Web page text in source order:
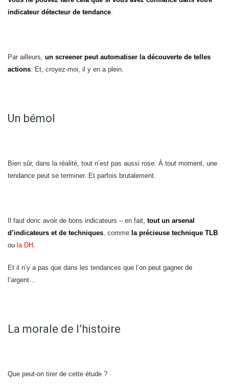
indicateur détecteur de tendance.
Par ailleurs, un screener peut automatiser la découverte de telles
actions. Et, croyez-moi, il y en a plein.
Un bémol
Bien sûr, dans la réalité, tout n’est pas aussi rose. À tout moment, une
tendance peut se terminer. Et parfois brutalement.
Il faut donc avoir de bons indicateurs – en fait, tout un arsenal
d’indicateurs et de techniques, comme la précieuse technique TLB
ou la DH.
Et il n’y a pas que dans les tendances que l’on peut gagner de
l’argent…
La morale de l’histoire
Que peut-on tirer de cette étude ?